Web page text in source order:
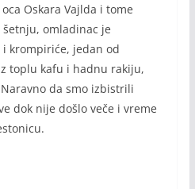
Oskara Vajlda i tome
šetnju, omladinac je
krompiriće, jedan od
toplu kafu i hadnu rakiju,
da smo izbistrili
dok nije došlo veče i vreme